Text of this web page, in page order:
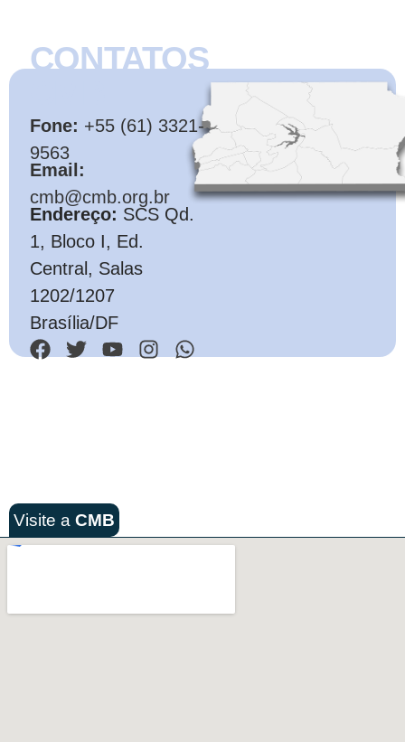
CONTATOS
Fone: +55 (61) 3321-
9563
Email:
cmb@cmb.org.br
Endereço: SCS Qd.
1, Bloco I, Ed.
Central, Salas
1202/1207
Brasília/DF
Visite a CMB